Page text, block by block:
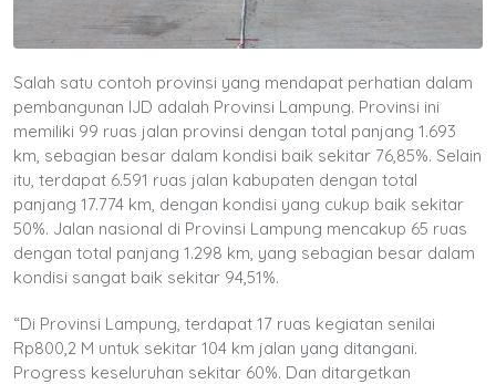
Salah satu contoh provinsi yang mendapat perhatian dalam
pembangunan IJD adalah Provinsi Lampung. Provinsi ini
memiliki 99 ruas jalan provinsi dengan total panjang 1.693
km, sebagian besar dalam kondisi baik sekitar 76,85%. Selain
itu, terdapat 6.591 ruas jalan kabupaten dengan total
panjang 17.774 km, dengan kondisi yang cukup baik sekitar
50%. Jalan nasional di Provinsi Lampung mencakup 65 ruas
dengan total panjang 1.298 km, yang sebagian besar dalam
kondisi sangat baik sekitar 94,51%.
“Di Provinsi Lampung, terdapat 17 ruas kegiatan senilai
Rp800,2 M untuk sekitar 104 km jalan yang ditangani.
Progress keseluruhan sekitar 60%. Dan ditargetkan